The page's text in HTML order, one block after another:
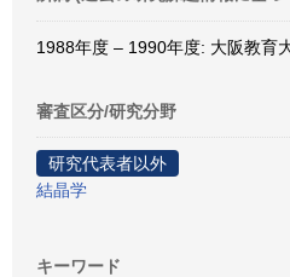
1988年度 – 1990年度: 大阪教育
審査区分/研究分野
研究代表者以外
結晶学
キーワード